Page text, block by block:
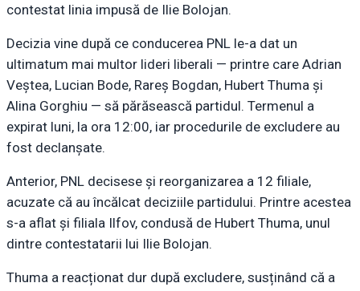
contestat linia impusă de Ilie Bolojan.
Decizia vine după ce conducerea PNL le-a dat un
ultimatum mai multor lideri liberali — printre care Adrian
Veștea, Lucian Bode, Rareș Bogdan, Hubert Thuma și
Alina Gorghiu — să părăsească partidul. Termenul a
expirat luni, la ora 12:00, iar procedurile de excludere au
fost declanșate.
Anterior, PNL decisese și reorganizarea a 12 filiale,
acuzate că au încălcat deciziile partidului. Printre acestea
s-a aflat și filiala Ilfov, condusă de Hubert Thuma, unul
dintre contestatarii lui Ilie Bolojan.
Thuma a reacționat dur după excludere, susținând că a